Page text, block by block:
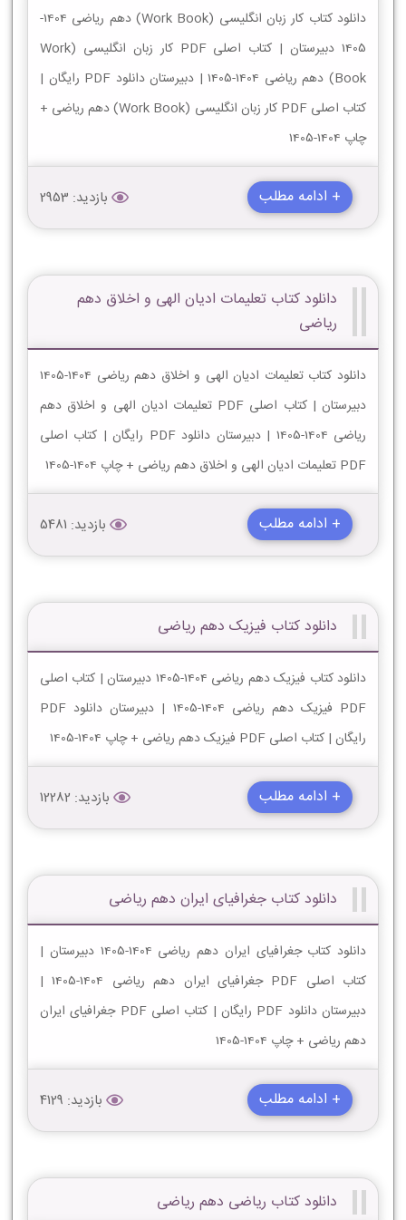
دانلود کتاب کار زبان انگلیسی (Work Book) دهم ریاضی 1404-
1405 دبیرستان | کتاب اصلی PDF کار زبان انگلیسی (Work
Book) دهم ریاضی 1404-1405 | دبیرستان دانلود PDF رایگان |
کتاب اصلی PDF کار زبان انگلیسی (Work Book) دهم ریاضی +
چاپ 1404-1405
+ ادامه مطلب بازدید: 2953
دانلود کتاب تعلیمات ادیان الهی و اخلاق دهم
ریاضی
دانلود کتاب تعلیمات ادیان الهی و اخلاق دهم ریاضی 1404-1405
دبیرستان | کتاب اصلی PDF تعلیمات ادیان الهی و اخلاق دهم
ریاضی 1404-1405 | دبیرستان دانلود PDF رایگان | کتاب اصلی
PDF تعلیمات ادیان الهی و اخلاق دهم ریاضی + چاپ 1404-1405
+ ادامه مطلب بازدید: 5481
دانلود کتاب فیزیک دهم ریاضی
دانلود کتاب فیزیک دهم ریاضی 1404-1405 دبیرستان | کتاب اصلی
PDF فیزیک دهم ریاضی 1404-1405 | دبیرستان دانلود PDF
رایگان | کتاب اصلی PDF فیزیک دهم ریاضی + چاپ 1404-1405
+ ادامه مطلب بازدید: 12282
دانلود کتاب جغرافیای ایران دهم ریاضی
دانلود کتاب جغرافیای ایران دهم ریاضی 1404-1405 دبیرستان |
کتاب اصلی PDF جغرافیای ایران دهم ریاضی 1404-1405 |
دبیرستان دانلود PDF رایگان | کتاب اصلی PDF جغرافیای ایران
دهم ریاضی + چاپ 1404-1405
+ ادامه مطلب بازدید: 4129
دانلود کتاب ریاضی دهم ریاضی